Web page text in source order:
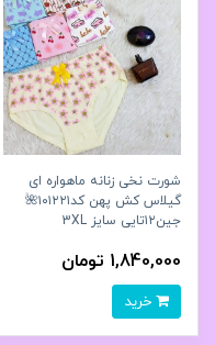
شورت نخی زنانه ماهواره‌ ای
گیلاس کش پهن کد۱۰۱۲۲۱🌺
جین۱۲تایی سایز 3XL
1,840,000 تومان